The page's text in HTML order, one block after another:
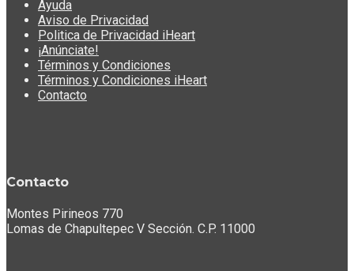
Ayuda
Aviso de Privacidad
Politica de Privacidad iHeart
¡Anúnciate!
Términos y Condiciones
Términos y Condiciones iHeart
Contacto
Contacto
Montes Pirineos 770
Lomas de Chapultepec V Sección. C.P. 11000